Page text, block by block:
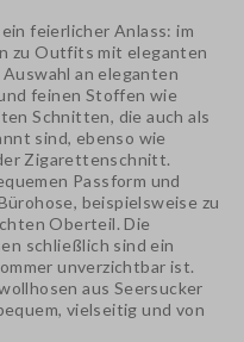
feierlicher Anlass: im
zu Outfits mit eleganten
an eleganten
feinen Stoffen wie
Schnitten, die auch als
sind, ebenso wie
Zigarettenschnitt.
Passform und
beispielsweise zu
Oberteil. Die
schließlich sind ein
unverzichtbar ist.
aus Seersucker
vielseitig und von